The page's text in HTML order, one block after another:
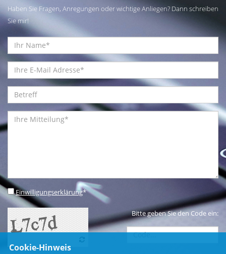
Haben Sie Fragen, Anregungen oder wichtige Anliegen? Dann schreiben
Sie mir!
Einwilligungserklärung*
Bitte geben Sie den Code ein:
Cookie-Hinweis